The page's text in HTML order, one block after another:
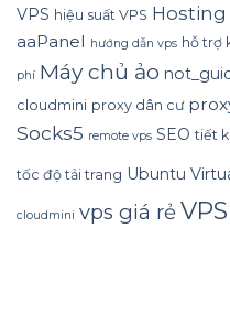
VPS hiệu suất VPS Hosting
aaPanel hướng dẫn vps hỗ trợ
phí Máy chủ ảo
cloudmini proxy dân cư
Socks5 remote vps SEO tiết
tốc độ tải trang Ubuntu
cloudmini vps giá rẻ